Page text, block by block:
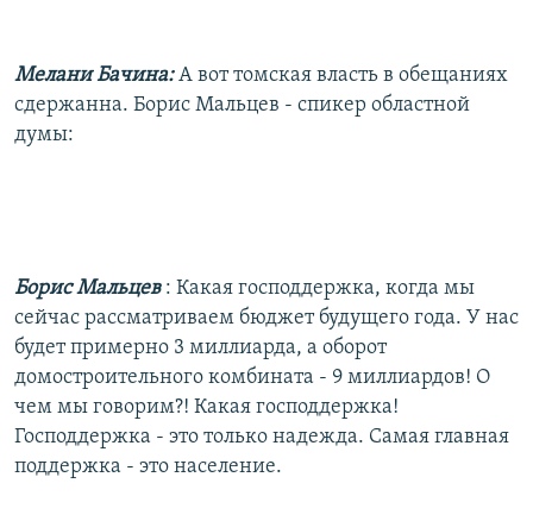
Мелани Бачина:А вот томская власть в обещаниях
сдержанна. Борис Мальцев - спикер областной
думы:
Борис Мальцев : Какая господдержка, когда мы
сейчас рассматриваем бюджет будущего года. У нас
будет примерно 3 миллиарда, а оборот
домостроительного комбината - 9 миллиардов! О
чем мы говорим?! Какая господдержка!
Господдержка - это только надежда. Самая главная
поддержка - это население.